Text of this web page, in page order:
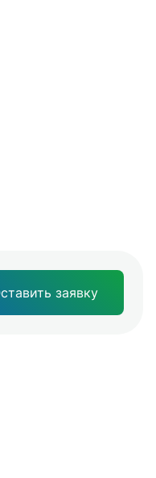
заявку